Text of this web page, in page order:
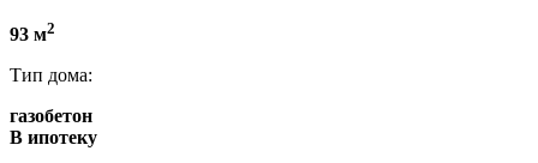
93 м2
Тип дома:
газобетон
В ипотеку